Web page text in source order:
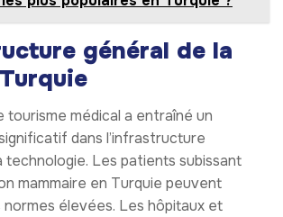
général de la
tourisme médical a entraîné un
dans l’infrastructure
technologie. Les patients subissant
mammaire en Turquie peuvent
normes élevées. Les hôpitaux et